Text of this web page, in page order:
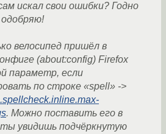
искал свои ошибки? Годно
велосипед пришёл в
(about:config) Firefox
параметр, если
по строке «spell» ->
. Можно поставить его в
увидишь подчёркнутую